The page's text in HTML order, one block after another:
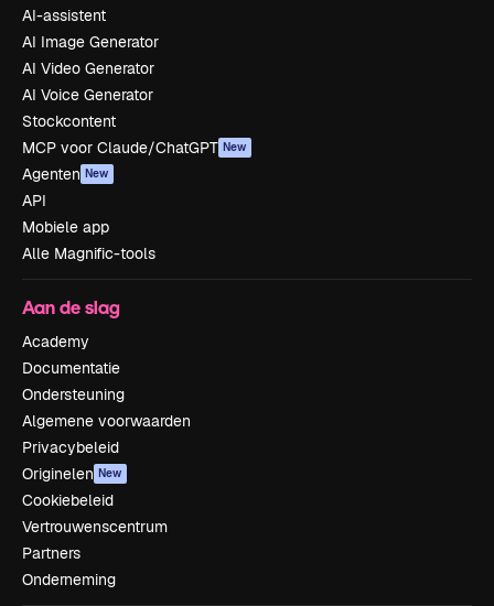
AI-assistent
AI Image Generator
AI Video Generator
AI Voice Generator
Stockcontent
MCP voor Claude/ChatGPT New
Agenten New
API
Mobiele app
Alle Magnific-tools
Aan de slag
Academy
Documentatie
Ondersteuning
Algemene voorwaarden
Privacybeleid
Originelen New
Cookiebeleid
Vertrouwenscentrum
Partners
Onderneming